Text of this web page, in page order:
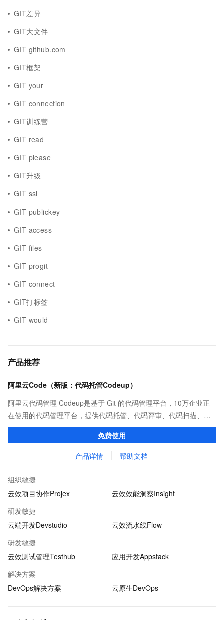
GIT差异
GIT大文件
GIT github.com
GIT框架
GIT your
GIT connection
GIT训练营
GIT read
GIT please
GIT升级
GIT ssl
GIT publickey
GIT access
GIT files
GIT progit
GIT connect
GIT打标签
GIT would
产品推荐
阿里云Code（新版：代码托管Codeup）
阿里云代码管理 Codeup是基于 Git 的代码管理平台，10万企业正
在使用的代码管理平台，提供代码托管、代码评审、代码扫描、质
量检测、持续集成等功能，全方位保护企业代码资产。
免费使用
产品详情 帮助文档
组织敏捷
云效项目协作Projex
云效效能洞察Insight
研发敏捷
云端开发Devstudio
云效流水线Flow
研发敏捷
云效测试管理Testhub
应用开发Appstack
解决方案
DevOps解决方案
云原生DevOps